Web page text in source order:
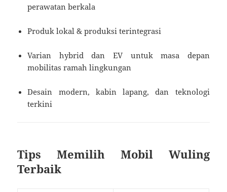
perawatan berkala
Produk lokal & produksi terintegrasi
Varian hybrid dan EV untuk masa depan
mobilitas ramah lingkungan
Desain modern, kabin lapang, dan teknologi
terkini
Tips Memilih Mobil Wuling
Terbaik